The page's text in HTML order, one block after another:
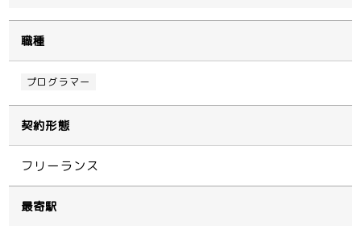
職種
プログラマー
契約形態
フリーランス
最寄駅